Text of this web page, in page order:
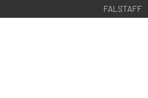
FALSTAFF